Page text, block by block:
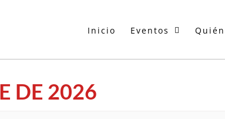
Inicio Eventos
DE 2026